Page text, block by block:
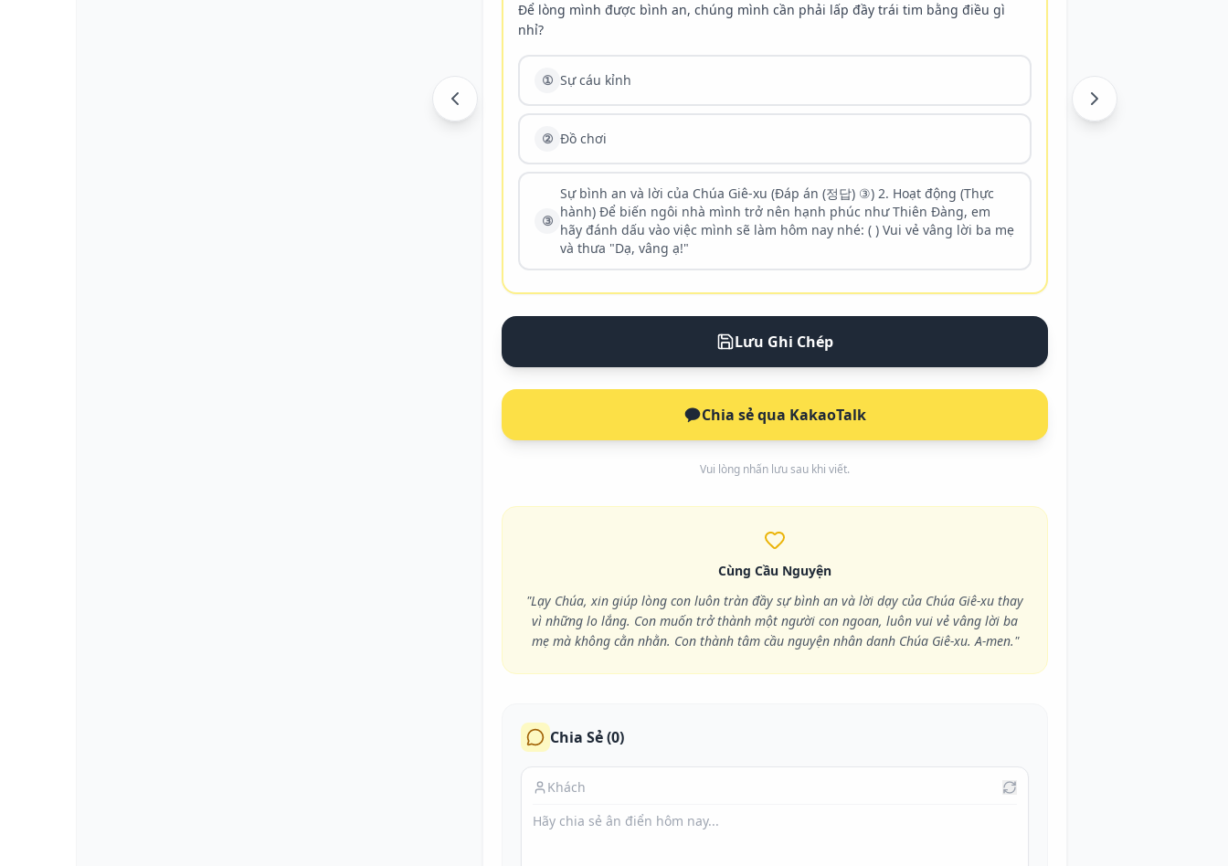
Để lòng mình được bình an, chúng mình cần phải lấp đầy trái tim bằng điều gì
nhỉ?
① Sự cáu kỉnh
② Đồ chơi
③
Sự bình an và lời của Chúa Giê-xu (Đáp án (정답) ③) 2. Hoạt động (Thực
hành) Để biến ngôi nhà mình trở nên hạnh phúc như Thiên Đàng, em
hãy đánh dấu vào việc mình sẽ làm hôm nay nhé: ( ) Vui vẻ vâng lời ba mẹ
và thưa "Dạ, vâng ạ!"
Lưu Ghi Chép
Chia sẻ qua KakaoTalk
Vui lòng nhấn lưu sau khi viết.
Cùng Cầu Nguyện
"Lạy Chúa, xin giúp lòng con luôn tràn đầy sự bình an và lời dạy của Chúa Giê-xu thay
vì những lo lắng. Con muốn trở thành một người con ngoan, luôn vui vẻ vâng lời ba
mẹ mà không cằn nhằn. Con thành tâm cầu nguyện nhân danh Chúa Giê-xu. A-men."
Chia Sẻ (0)